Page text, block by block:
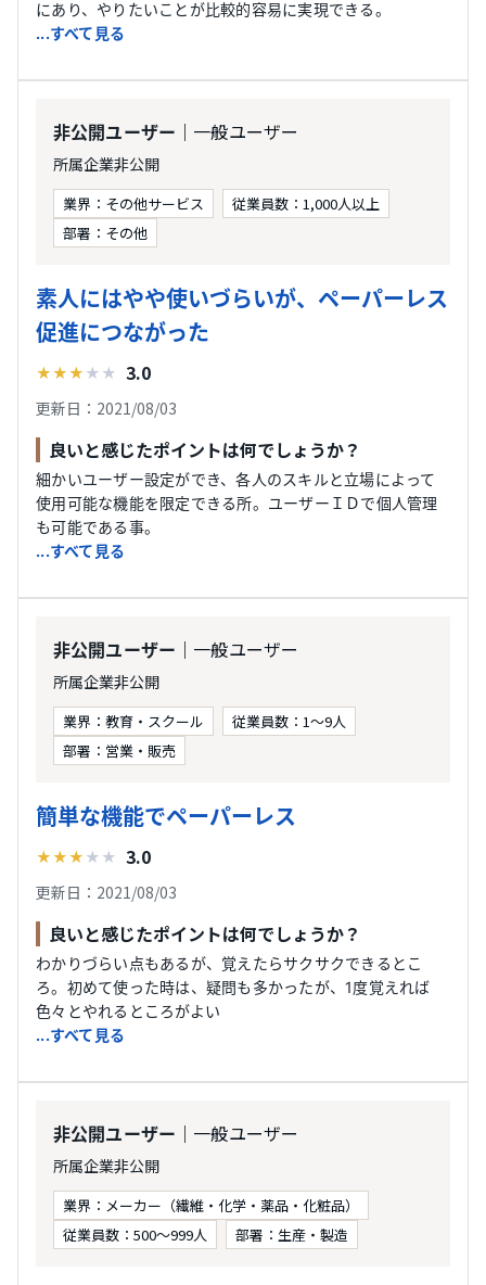
にあり、やりたいことが比較的容易に実現できる。
...すべて見る
非公開ユーザー ｜一般ユーザー
所属企業非公開
業界：その他サービス
従業員数：1,000人以上
部署：その他
素人にはやや使いづらいが、ペーパーレス
促進につながった
★★★ ★ ★ 3.0
更新日：2021/08/03
良いと感じたポイントは何でしょうか？
細かいユーザー設定ができ、各人のスキルと立場によって
使用可能な機能を限定できる所。ユーザーＩＤで個人管理
も可能である事。
...すべて見る
非公開ユーザー ｜一般ユーザー
所属企業非公開
業界：教育・スクール
従業員数：1～9人
部署：営業・販売
簡単な機能でペーパーレス
★★★ ★ ★ 3.0
更新日：2021/08/03
良いと感じたポイントは何でしょうか？
わかりづらい点もあるが、覚えたらサクサクできるとこ
ろ。初めて使った時は、疑問も多かったが、1度覚えれば
色々とやれるところがよい
...すべて見る
非公開ユーザー ｜一般ユーザー
所属企業非公開
業界：メーカー（繊維・化学・薬品・化粧品）
従業員数：500〜999人
部署：生産・製造